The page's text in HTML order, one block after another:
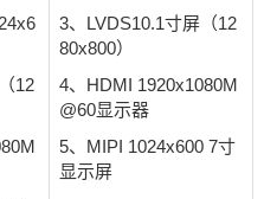
12
3、LVDS10.1寸屏（12
80x800）
4、HDMI 1920x1080M
@60显示器
5、MIPI 1024x600 7寸
显示屏